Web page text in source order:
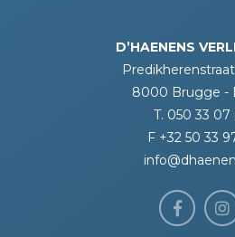
D’HAENENS
8000 Brugge -
T. 050 33 07
F +32 50 33